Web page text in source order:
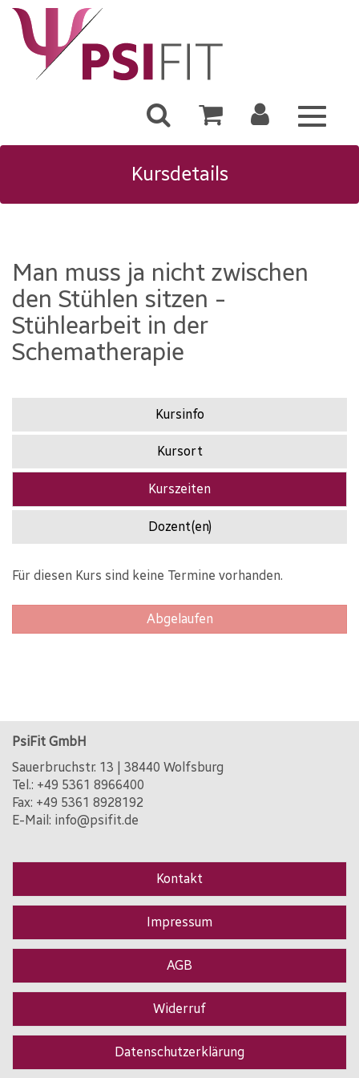
Toggle
Kursdetails
Man muss ja nicht zwischen
den Stühlen sitzen -
Stühlearbeit in der
Schematherapie
Kursinfo
Kursort
Kurszeiten
Dozent(en)
Für diesen Kurs sind keine Termine vorhanden.
Abgelaufen
PsiFit GmbH
Sauerbruchstr. 13 | 38440 Wolfsburg
Tel.: +49 5361 8966400
Fax: +49 5361 8928192
E-Mail: info@psifit.de
Kontakt
Impressum
AGB
Widerruf
Datenschutzerklärung